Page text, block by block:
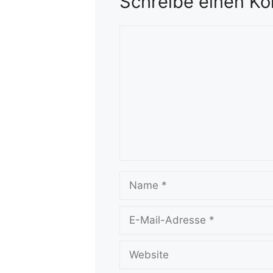
Mail-